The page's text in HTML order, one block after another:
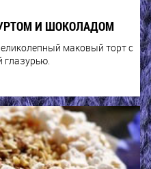
И ШОКОЛАДОМ
маковый торт с
глазурью.